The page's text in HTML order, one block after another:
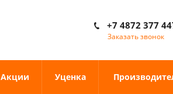
+7 4872 377
Заказать звонок
Акции Уценка